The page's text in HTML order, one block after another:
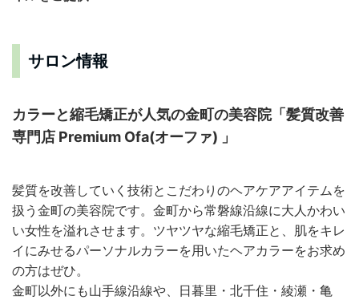
サロン情報
カラーと縮毛矯正が人気の金町の美容院「髪質改善
専門店 Premium Ofa(オーファ) 」
髪質を改善していく技術とこだわりのヘアケアアイテムを
扱う金町の美容院です。金町から常磐線沿線に大人かわい
い女性を溢れさせます。ツヤツヤな縮毛矯正と、肌をキレ
イにみせるパーソナルカラーを用いたヘアカラーをお求め
の方はぜひ。
金町以外にも山手線沿線や、日暮里・北千住・綾瀬・亀